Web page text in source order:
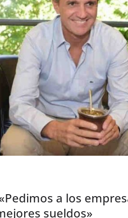
a los
sueldos»